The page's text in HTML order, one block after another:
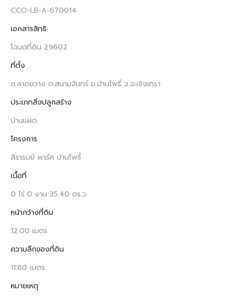
CCO-LB-A-670014
เอกสารสิทธิ
โฉนดที่ดิน 29602
ที่ตั้ง
ถ.ลาดขวาง ต.สนามจันทร์ อ.บ้านโพธิ์ จ.ฉะเชิงเทรา
ประเภทสิ่งปลูกสร้าง
บ้านแฝด
โครงการ
สิรารมย์ พาร์ค บ้านโพธิ์
เนื้อที่
0 ไร่ 0 งาน 35.40 ตร.ว
หน้ากว้างที่ดิน
12.00 เมตร
ความลึกของที่ดิน
11.80 เมตร
หมายเหตุ